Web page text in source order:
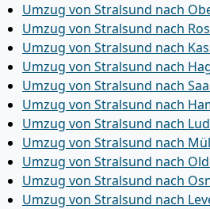
Umzug von Stralsund nach
Umzug von Stralsund nach
Umzug von Stralsund nach
Umzug von Stralsund nach
Umzug von Stralsund nach
Umzug von Stralsund nach
Umzug von Stralsund nach
Umzug von Stralsund nach
Umzug von Stralsund nach
Umzug von Stralsund nach
Umzug von Stralsund nach